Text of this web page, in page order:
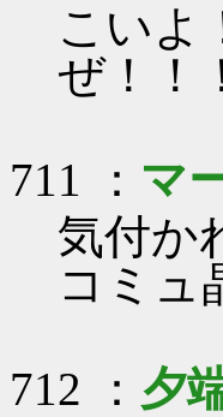
こいよ
ぜ！！
711 ： マ
気付か
コミュ
712 ： 夕